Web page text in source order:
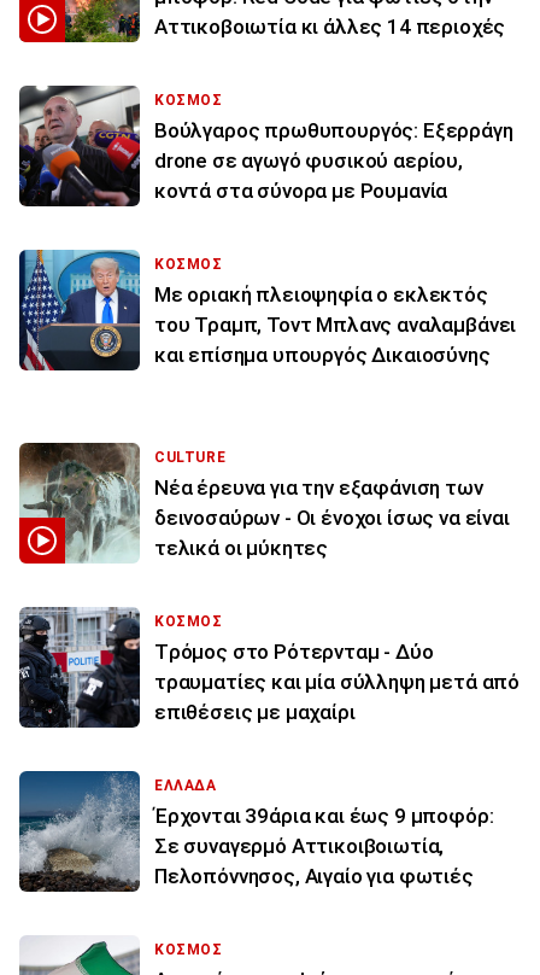
Αττικοβοιωτία κι άλλες 14 περιοχές
ΚΟΣΜΟΣ
Βούλγαρος πρωθυπουργός: Εξερράγη
drone σε αγωγό φυσικού αερίου,
κοντά στα σύνορα με Ρουμανία
ΚΟΣΜΟΣ
Με οριακή πλειοψηφία ο εκλεκτός
του Τραμπ, Τοντ Μπλανς αναλαμβάνει
και επίσημα υπουργός Δικαιοσύνης
CULTURE
Νέα έρευνα για την εξαφάνιση των
δεινοσαύρων - Οι ένοχοι ίσως να είναι
τελικά οι μύκητες
ΚΟΣΜΟΣ
Tρόμος στο Ρότερνταμ - Δύο
τραυματίες και μία σύλληψη μετά από
επιθέσεις με μαχαίρι
ΕΛΛΑΔΑ
Έρχονται 39άρια και έως 9 μποφόρ:
Σε συναγερμό Αττικοιβοιωτία,
Πελοπόννησος, Αιγαίο για φωτιές
ΚΟΣΜΟΣ